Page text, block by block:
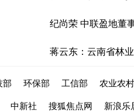
纪尚荣 中联盈地董
蒋云东：云南省林
部 环保部 工信部 农业农
中新社 搜狐焦点网 新浪乐